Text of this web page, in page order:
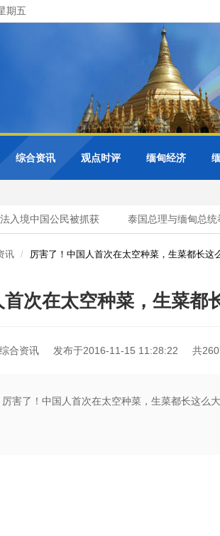
期五
综合资讯 观点时评 缅甸经济
中国公民被抓获 泰国总理与缅甸总统举
讯 厉害了！中国人首次在太空种菜，生菜都长这
次在太空种菜，生菜都
合资讯 发布于2016-11-15 11:28:22 共
厉害了！中国人首次在太空种菜，生菜都长这么